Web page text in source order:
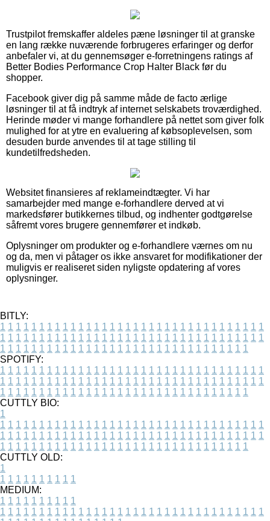
Trustpilot fremskaffer aldeles pæne løsninger til at granske
en lang række nuværende forbrugeres erfaringer og derfor
anbefaler vi, at du gennemsøger e-forretningens ratings af
Better Bodies Performance Crop Halter Black før du
shopper.
Facebook giver dig på samme måde de facto ærlige
løsninger til at få indtryk af internet selskabets troværdighed.
Herinde møder vi mange forhandlere på nettet som giver folk
mulighed for at ytre en evaluering af købsoplevelsen, som
desuden burde anvendes til at tage stilling til
kundetilfredsheden.
Websitet finansieres af reklameindtægter. Vi har
samarbejder med mange e-forhandlere derved at vi
markedsfører butikkernes tilbud, og indhenter godtgørelse
såfremt vores brugere gennemfører et indkøb.
Oplysninger om produkter og e-forhandlere værnes om nu
og da, men vi påtager os ikke ansvaret for modifikationer der
muligvis er realiseret siden nyligste opdatering af vores
oplysninger.
BITLY:
1 1 1 1 1 1 1 1 1 1 1 1 1 1 1 1 1 1 1 1 1 1 1 1 1 1 1 1 1 1 1 1 1 1
1 1 1 1 1 1 1 1 1 1 1 1 1 1 1 1 1 1 1 1 1 1 1 1 1 1 1 1 1 1 1 1 1 1
1 1 1 1 1 1 1 1 1 1 1 1 1 1 1 1 1 1 1 1 1 1 1 1 1 1 1 1 1 1 1 1
SPOTIFY:
1 1 1 1 1 1 1 1 1 1 1 1 1 1 1 1 1 1 1 1 1 1 1 1 1 1 1 1 1 1 1 1 1 1
1 1 1 1 1 1 1 1 1 1 1 1 1 1 1 1 1 1 1 1 1 1 1 1 1 1 1 1 1 1 1 1 1 1
1 1 1 1 1 1 1 1 1 1 1 1 1 1 1 1 1 1 1 1 1 1 1 1 1 1 1 1 1 1 1 1
CUTTLY BIO:
1
1 1 1 1 1 1 1 1 1 1 1 1 1 1 1 1 1 1 1 1 1 1 1 1 1 1 1 1 1 1 1 1 1 1
1 1 1 1 1 1 1 1 1 1 1 1 1 1 1 1 1 1 1 1 1 1 1 1 1 1 1 1 1 1 1 1 1 1
1 1 1 1 1 1 1 1 1 1 1 1 1 1 1 1 1 1 1 1 1 1 1 1 1 1 1 1 1 1 1 1
CUTTLY OLD:
1
1 1 1 1 1 1 1 1 1 1
MEDIUM:
1 1 1 1 1 1 1 1 1 1
1 1 1 1 1 1 1 1 1 1 1 1 1 1 1 1 1 1 1 1 1 1 1 1 1 1 1 1 1 1 1 1 1 1